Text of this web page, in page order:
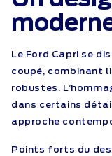
Le Ford Capri se
coupé, combinant
robustes.
dans certains
approche
Points forts du